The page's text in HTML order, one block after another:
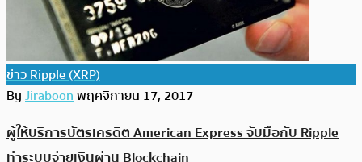
ข่าว Ripple (XRP)
ByJiraboonพฤศจิกายน 17, 2017
ผู้ให้บริการบัตรเครดิต American Express จับมือกับ Ripple